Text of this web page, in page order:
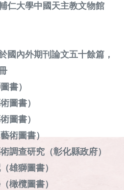
仁大學中國天主教文物館
國內外期刊論文五十餘篇，
書）
書）
書）
圖書）
查研究（彰化縣政府）
獅圖書）
欖圖書）